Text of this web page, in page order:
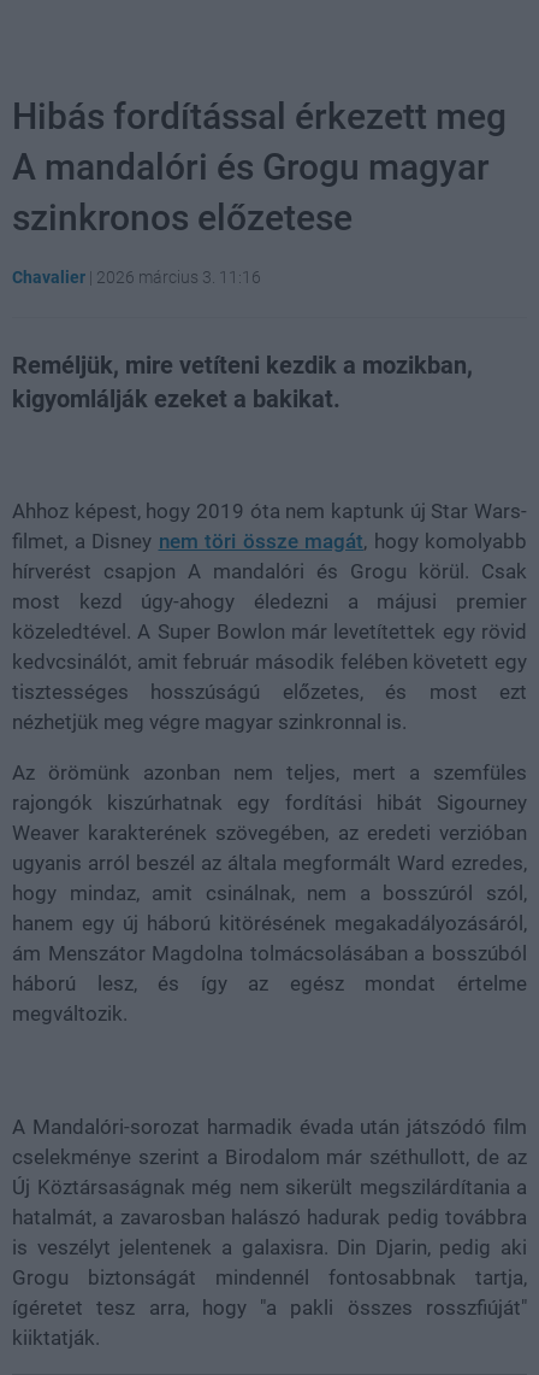
Hibás fordítással érkezett meg
A mandalóri és Grogu magyar
szinkronos előzetese
Chavalier | 2026 március 3. 11:16
Reméljük, mire vetíteni kezdik a mozikban,
kigyomlálják ezeket a bakikat.
Ahhoz képest, hogy 2019 óta nem kaptunk új Star Wars-
filmet, a Disney nem töri össze magát, hogy komolyabb
hírverést csapjon A mandalóri és Grogu körül. Csak
most kezd úgy-ahogy éledezni a májusi premier
közeledtével. A Super Bowlon már levetítettek egy rövid
kedvcsinálót, amit február második felében követett egy
tisztességes hosszúságú előzetes, és most ezt
nézhetjük meg végre magyar szinkronnal is.
Az örömünk azonban nem teljes, mert a szemfüles
rajongók kiszúrhatnak egy fordítási hibát Sigourney
Weaver karakterének szövegében, az eredeti verzióban
ugyanis arról beszél az általa megformált Ward ezredes,
hogy mindaz, amit csinálnak, nem a bosszúról szól,
hanem egy új háború kitörésének megakadályozásáról,
ám Menszátor Magdolna tolmácsolásában a bosszúból
háború lesz, és így az egész mondat értelme
megváltozik.
A Mandalóri-sorozat harmadik évada után játszódó film
cselekménye szerint a Birodalom már széthullott, de az
Új Köztársaságnak még nem sikerült megszilárdítania a
hatalmát, a zavarosban halászó hadurak pedig továbbra
is veszélyt jelentenek a galaxisra. Din Djarin, pedig aki
Grogu biztonságát mindennél fontosabbnak tartja,
ígéretet tesz arra, hogy "a pakli összes rosszfiúját"
kiiktatják.